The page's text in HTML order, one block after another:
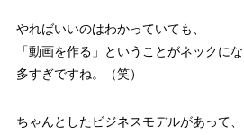
やればいいのはわかっていても、
「動画を作る」ということがネックに
多すぎですね。（笑）
ちゃんとしたビジネスモデルがあって、